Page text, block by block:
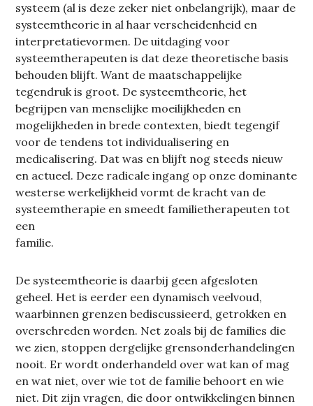
systeem (al is deze zeker niet onbelangrijk), maar de
systeemtheorie in al haar verscheidenheid en
interpretatievormen. De uitdaging voor
systeemtherapeuten is dat deze theoretische basis
behouden blijft. Want de maatschappelijke
tegendruk is groot. De systeemtheorie, het
begrijpen van menselijke moeilijkheden en
mogelijkheden in brede contexten, biedt tegengif
voor de tendens tot individualisering en
medicalisering. Dat was en blijft nog steeds nieuw
en actueel. Deze radicale ingang op onze dominante
westerse werkelijkheid vormt de kracht van de
systeemtherapie en smeedt familietherapeuten tot
een
familie.
De systeemtheorie is daarbij geen afgesloten
geheel. Het is eerder een dynamisch veelvoud,
waarbinnen grenzen bediscussieerd, getrokken en
overschreden worden. Net zoals bij de families die
we zien, stoppen dergelijke grensonderhandelingen
nooit. Er wordt onderhandeld over wat kan of mag
en wat niet, over wie tot de familie behoort en wie
niet. Dit zijn vragen, die door ontwikkelingen binnen